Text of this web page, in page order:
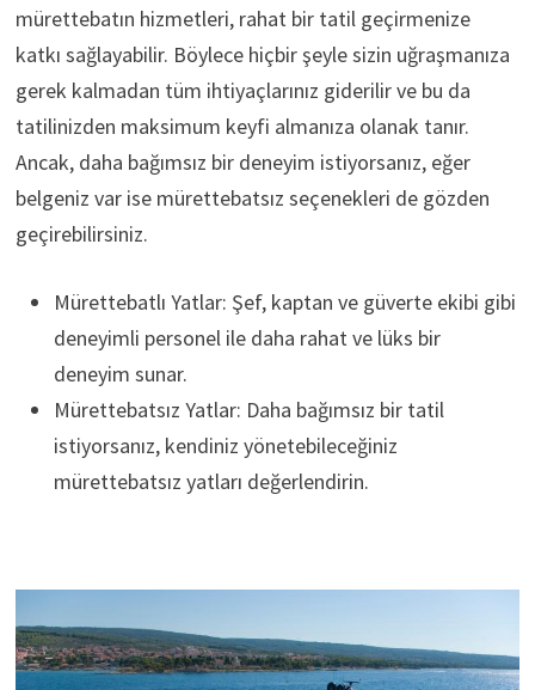
mürettebatın hizmetleri, rahat bir tatil geçirmenize
katkı sağlayabilir. Böylece hiçbir şeyle sizin uğraşmanıza
gerek kalmadan tüm ihtiyaçlarınız giderilir ve bu da
tatilinizden maksimum keyfi almanıza olanak tanır.
Ancak, daha bağımsız bir deneyim istiyorsanız, eğer
belgeniz var ise mürettebatsız seçenekleri de gözden
geçirebilirsiniz.
Mürettebatlı Yatlar: Şef, kaptan ve güverte ekibi gibi
deneyimli personel ile daha rahat ve lüks bir
deneyim sunar.
Mürettebatsız Yatlar: Daha bağımsız bir tatil
istiyorsanız, kendiniz yönetebileceğiniz
mürettebatsız yatları değerlendirin.